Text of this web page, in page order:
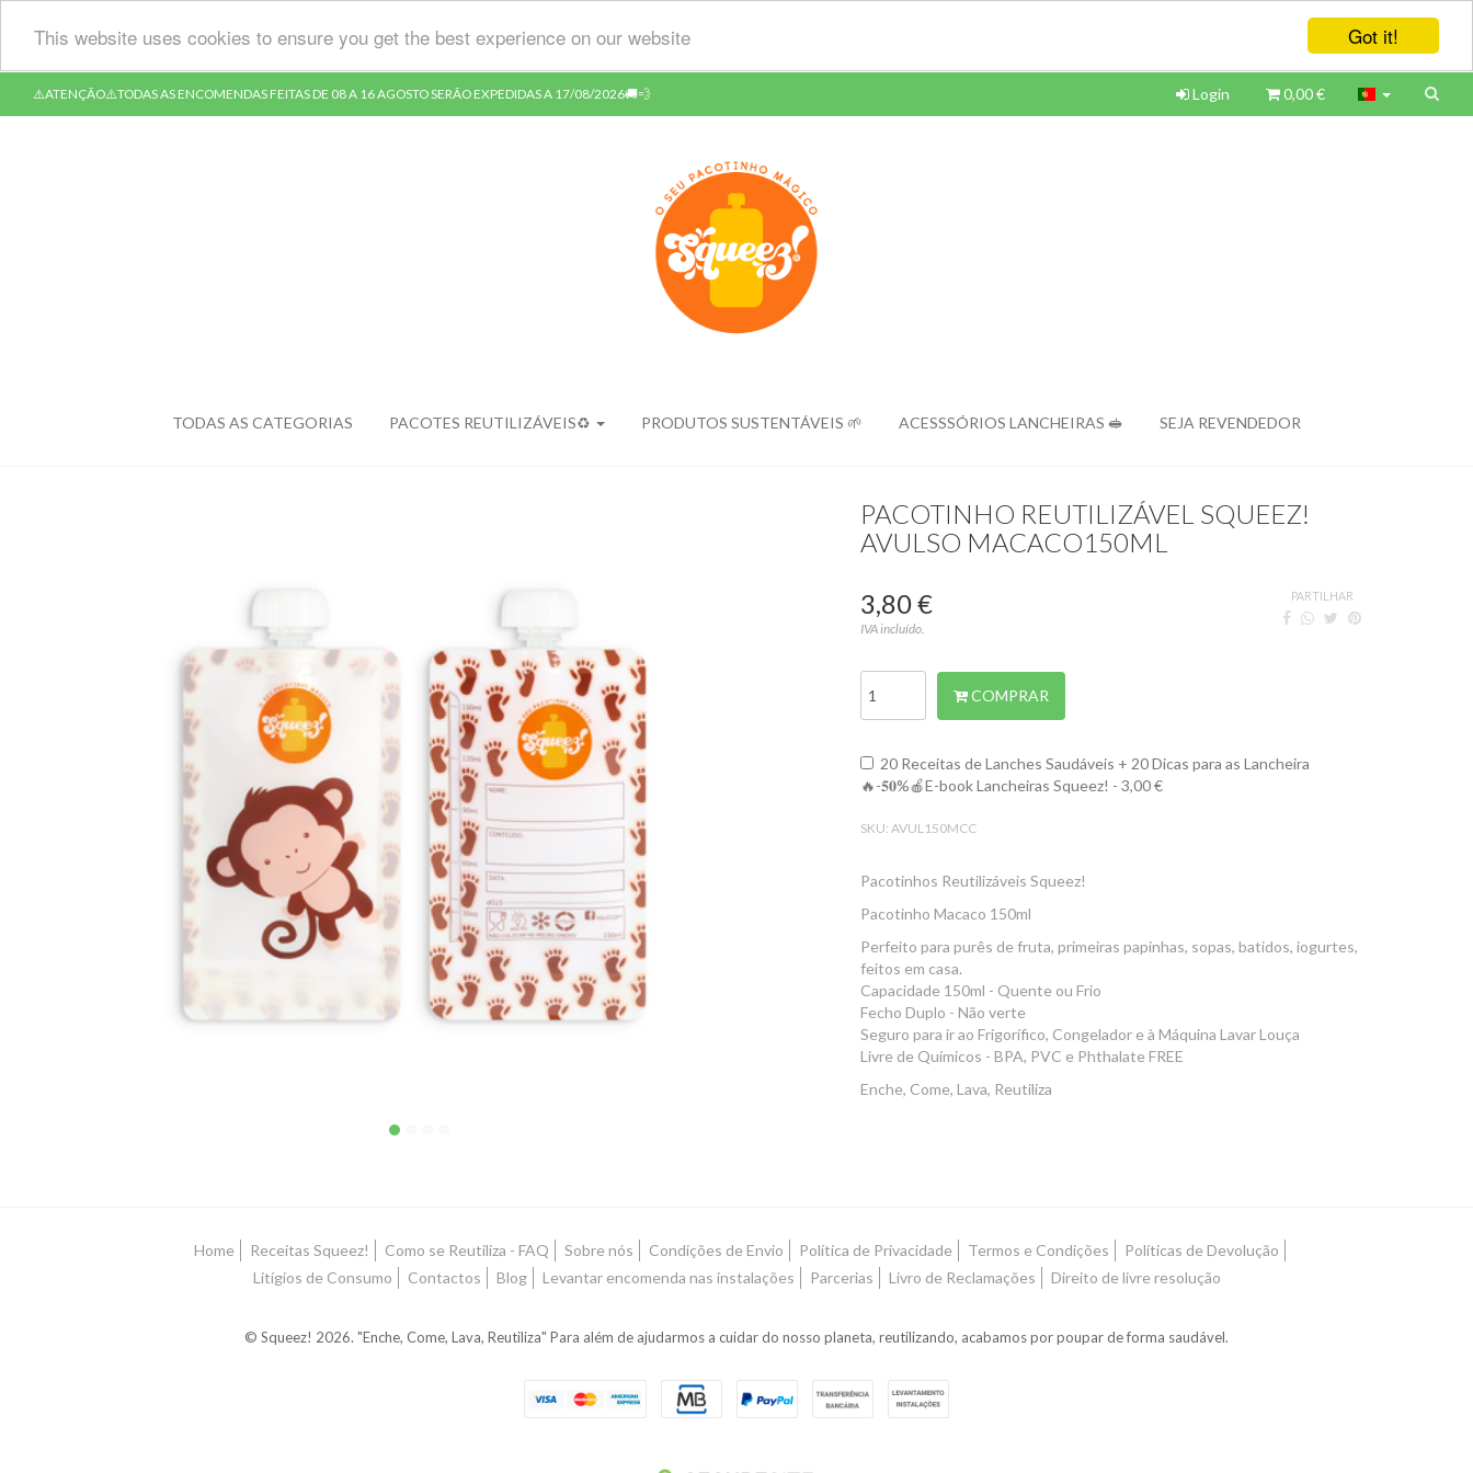
Got it!
This website uses cookies to ensure you get the best experience on our website
⚠️ATENÇÃO⚠️TODAS AS ENCOMENDAS FEITAS DE 08 A 16 AGOSTO SERÃO EXPEDIDAS A 17/08/2026🚚💨 Login 0,00 €
TODAS AS CATEGORIAS PACOTES REUTILIZÁVEIS♻️ PRODUTOS SUSTENTÁVEIS 🌱 ACESSSÓRIOS LANCHEIRAS 🥪 SEJA REVENDEDOR
PACOTINHO REUTILIZÁVEL SQUEEZ!
AVULSO MACACO150ML
3,80 €
IVA incluído.
PARTILHAR
COMPRAR
20 Receitas de Lanches Saudáveis + 20 Dicas para as Lancheira
🔥-𝟓𝟎%🍎E-book Lancheiras Squeez! - 3,00 €
SKU: AVUL150MCC
Pacotinhos Reutilizáveis Squeez!
Pacotinho Macaco 150ml
Perfeito para purês de fruta, primeiras papinhas, sopas, batidos, iogurtes,
feitos em casa.
Capacidade 150ml - Quente ou Frio
Fecho Duplo - Não verte
Seguro para ir ao Frigorífico, Congelador e à Máquina Lavar Louça
Livre de Químicos - BPA, PVC e Phthalate FREE
Enche, Come, Lava, Reutiliza
Home Receitas Squeez! Como se Reutiliza - FAQ Sobre nós Condições de Envio Política de Privacidade Termos e Condições
Políticas de Devolução
Litígios de Consumo
Contactos Blog Levantar encomenda nas instalações Parcerias Livro de Reclamações Direito de livre resolução
© Squeez! 2026. "Enche, Come, Lava, Reutiliza" Para além de ajudarmos a cuidar do nosso planeta, reutilizando, acabamos por poupar de forma saudável.